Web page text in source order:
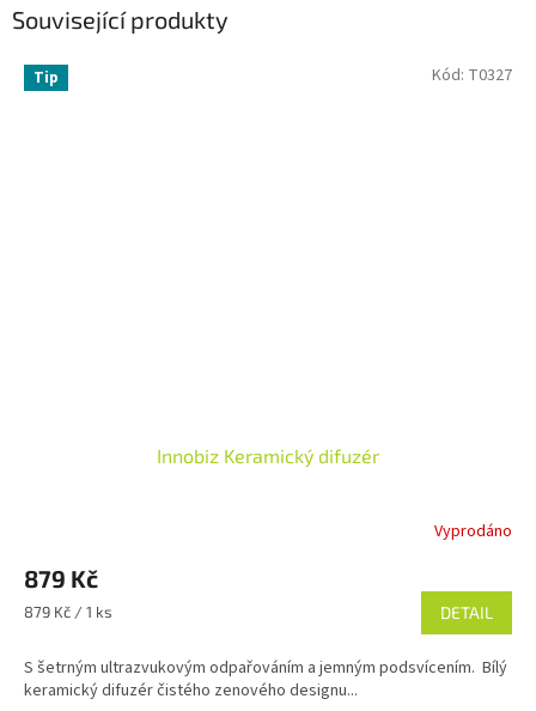
Související produkty
Tip
Innobiz Keramický difuzér
produktu
je
4,6
5
hvězdiček.
Vyprodáno
879 Kč
Měrná
879 Kč / 1 ks DETAIL
S šetrným ultrazvukovým odpařováním a jemným podsvícením. Bílý
keramický difuzér čistého zenového designu...
Kód: T0327